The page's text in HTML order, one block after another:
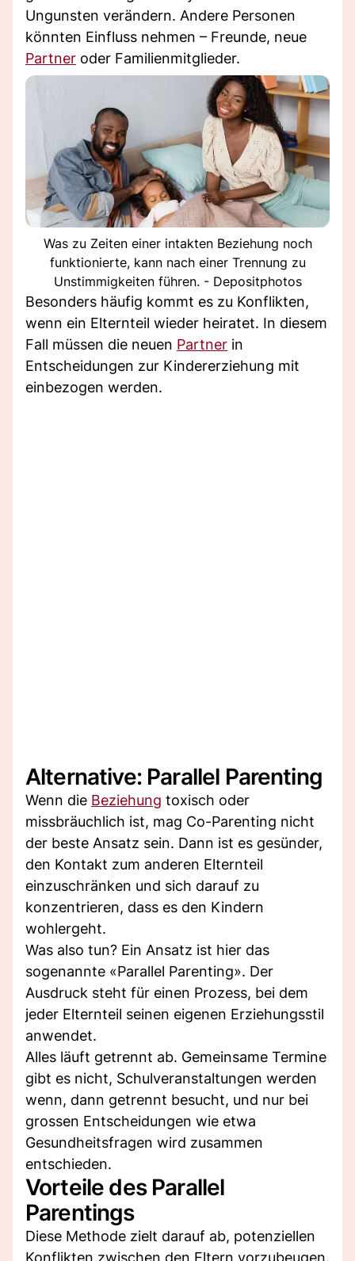
Ungunsten verändern. Andere Personen
könnten Einfluss nehmen – Freunde, neue
Partner oder Familienmitglieder.
Was zu Zeiten einer intakten Beziehung noch
funktionierte, kann nach einer Trennung zu
Unstimmigkeiten führen. - Depositphotos
Besonders häufig kommt es zu Konflikten,
wenn ein Elternteil wieder heiratet. In diesem
Fall müssen die neuen Partner in
Entscheidungen zur Kindererziehung mit
einbezogen werden.
Alternative: Parallel Parenting
Wenn die Beziehung toxisch oder
missbräuchlich ist, mag Co-Parenting nicht
der beste Ansatz sein. Dann ist es gesünder,
den Kontakt zum anderen Elternteil
einzuschränken und sich darauf zu
konzentrieren, dass es den Kindern
wohlergeht.
Was also tun? Ein Ansatz ist hier das
sogenannte «Parallel Parenting». Der
Ausdruck steht für einen Prozess, bei dem
jeder Elternteil seinen eigenen Erziehungsstil
anwendet.
Alles läuft getrennt ab. Gemeinsame Termine
gibt es nicht, Schulveranstaltungen werden
wenn, dann getrennt besucht, und nur bei
grossen Entscheidungen wie etwa
Gesundheitsfragen wird zusammen
entschieden.
Vorteile des Parallel
Parentings
Diese Methode zielt darauf ab, potenziellen
Konflikten zwischen den Eltern vorzubeugen.